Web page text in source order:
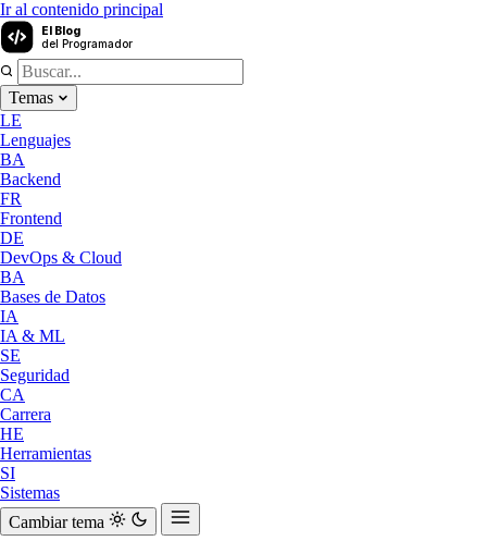
Ir al contenido principal
El Blog
del Programador
Temas
LE
Lenguajes
BA
Backend
FR
Frontend
DE
DevOps & Cloud
BA
Bases de Datos
IA
IA & ML
SE
Seguridad
CA
Carrera
HE
Herramientas
SI
Sistemas
Cambiar tema